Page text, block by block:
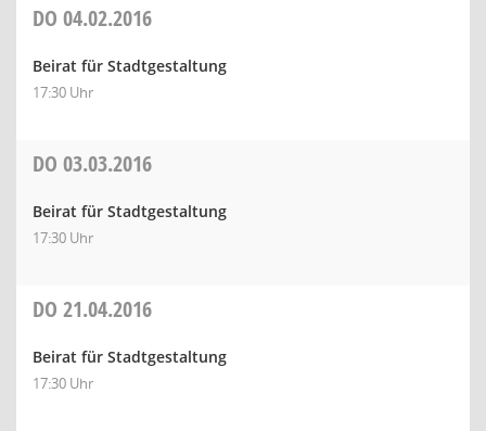
DO 04.02.2016
Beirat für Stadtgestaltung
17:30 Uhr
DO 03.03.2016
Beirat für Stadtgestaltung
17:30 Uhr
DO 21.04.2016
Beirat für Stadtgestaltung
17:30 Uhr